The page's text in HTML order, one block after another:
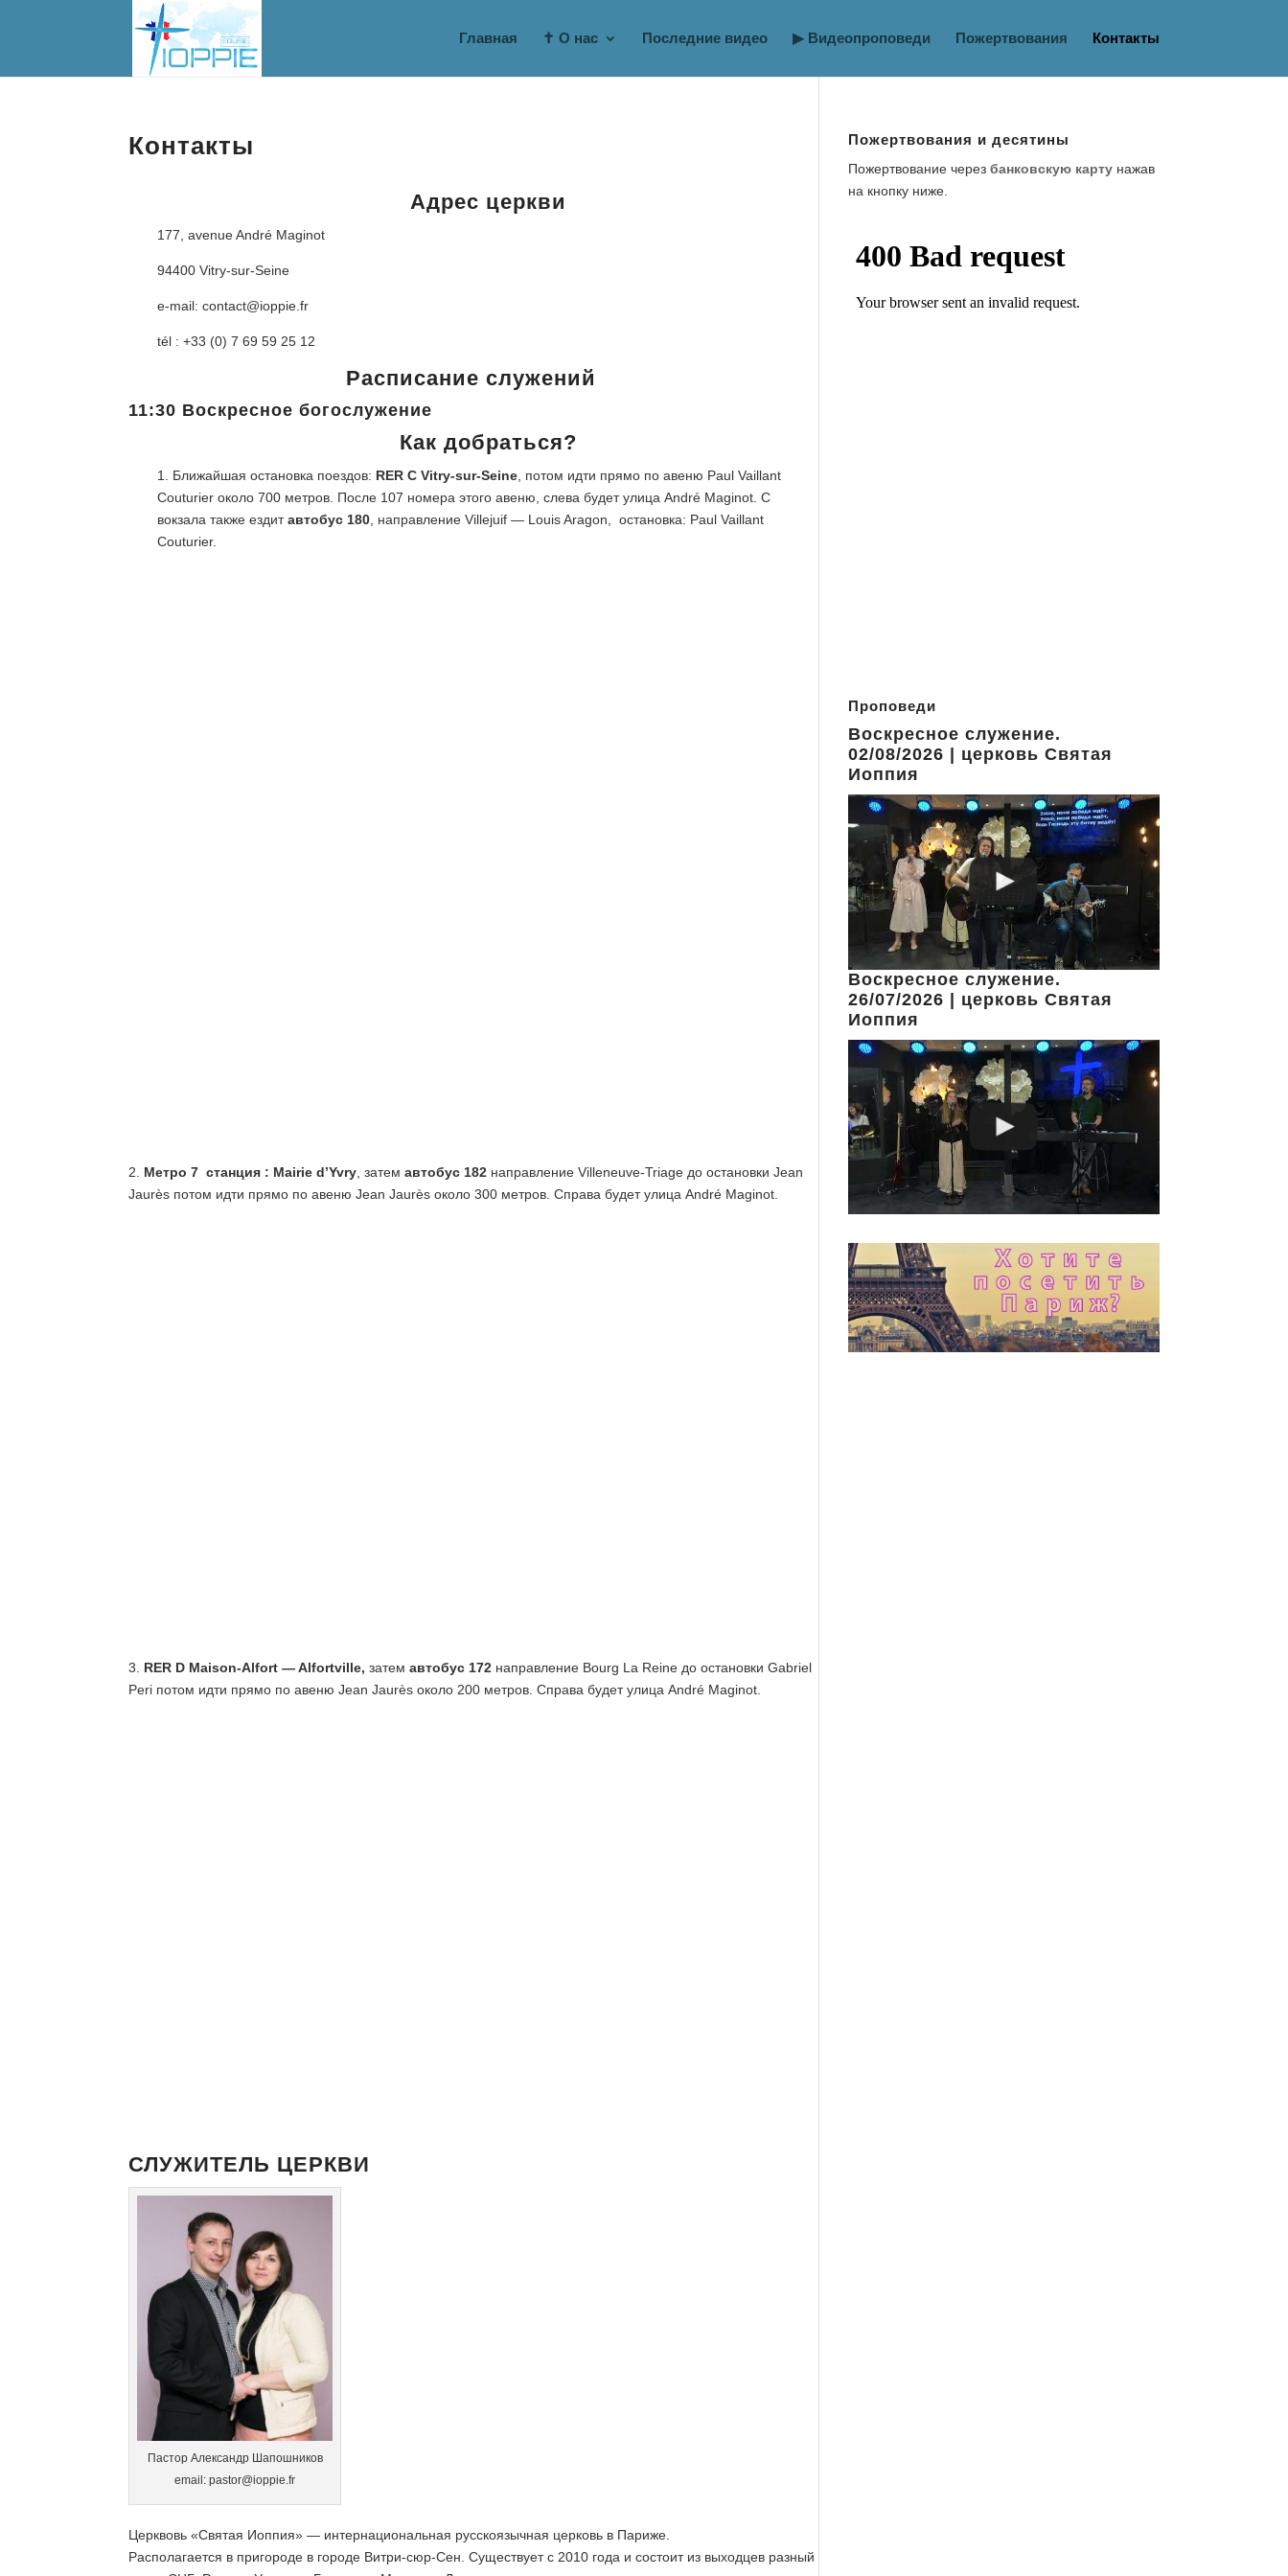
Главная ✝ О нас Последние видео ▶ Видеопроповеди Пожертвования Контакты
Контакты
Адрес церкви
177, avenue André Maginot
94400 Vitry-sur-Seine
e-mail: contact@ioppie.fr
tél : +33 (0) 7 69 59 25 12
Расписание служений
11:30 Воскресное богослужение
Как добраться?
1. Ближайшая остановка поездов: RER C Vitry-sur-Seine , потом идти прямо по авеню Paul Vaillant
Couturier около 700 метров. После 107 номера этого авеню, слева будет улица André Maginot. С
вокзала также ездитавтобус 180 , направление Villejuif — Louis Aragon, остановка: Paul Vaillant
Couturier.
2. Метро 7 станция : Mairie d’Yvry , затемавтобус 182 направление Villeneuve-Triage до остановки Jean
Jaurès потом идти прямо по авеню Jean Jaurès около 300 метров. Справа будет улица André Maginot.
3. RER D Maison-Alfort — Alfortville, затемавтобус 172 направление Bourg La Reine до остановки Gabriel
Peri потом идти прямо по авеню Jean Jaurès около 200 метров. Справа будет улица André Maginot.
СЛУЖИТЕЛЬ ЦЕРКВИ
Пастор Александр Шапошников
email: pastor@ioppie.fr
Церквовь «Святая Иоппия» — интернациональная русскоязычная церковь в Париже.
Располагается в пригороде в городе Витри-сюр-Сен. Существует с 2010 года и состоит из выходцев разный
Пожертвования и десятины
Пожертвование через банковскую картунажав
на кнопку ниже.
Проповеди
Воскресное служение.
02/08/2026 | церковь Святая
Иоппия
Воскресное служение.
26/07/2026 | церковь Святая
Иоппия